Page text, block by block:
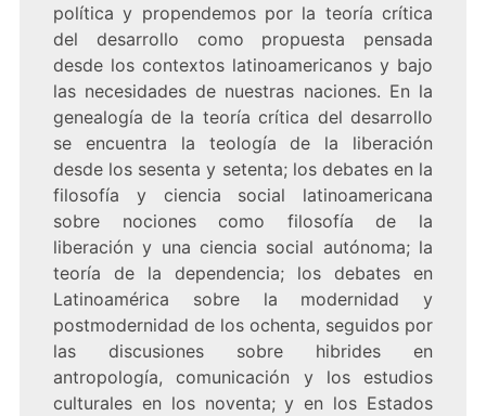
política y propendemos por la teoría crítica
del desarrollo como propuesta pensada
desde los contextos latinoamericanos y bajo
las necesidades de nuestras naciones. En la
genealogía de la teoría crítica del desarrollo
se encuentra la teología de la liberación
desde los sesenta y setenta; los debates en la
filosofía y ciencia social latinoamericana
sobre nociones como filosofía de la
liberación y una ciencia social autónoma; la
teoría de la dependencia; los debates en
Latinoamérica sobre la modernidad y
postmodernidad de los ochenta, seguidos por
las discusiones sobre hibrides en
antropología, comunicación y los estudios
culturales en los noventa; y en los Estados